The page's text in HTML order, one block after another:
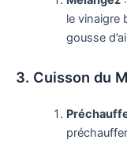
le vinaigre
gousse
3. Cuisson du